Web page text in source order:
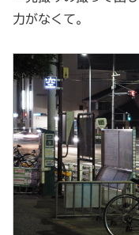
力がなくて。